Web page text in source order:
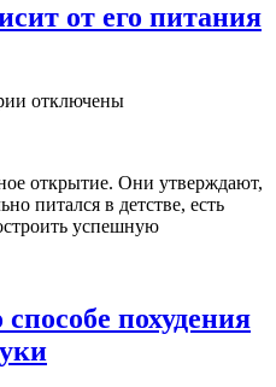
от его питания
к
зависит
от
его
отключены
открытие. Они утверждают,
питался в детстве, есть
успешную
похудения